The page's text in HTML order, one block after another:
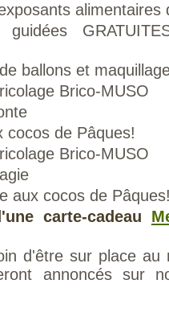
alimentaires
ballons et
Brico-MUSO
cocos de Pâques!
Brico-MUSO
aux cocos de
carte-cadeau
d'être sur place au
annoncés sur